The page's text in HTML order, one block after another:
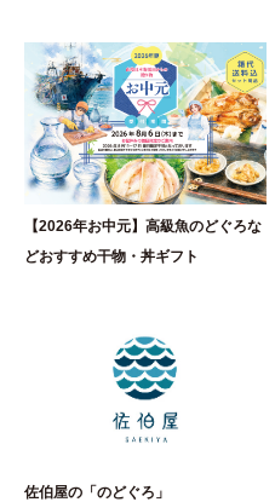
【2026年お中元】高級魚のどぐろな
どおすすめ干物・丼ギフト
佐伯屋の「のどぐろ」